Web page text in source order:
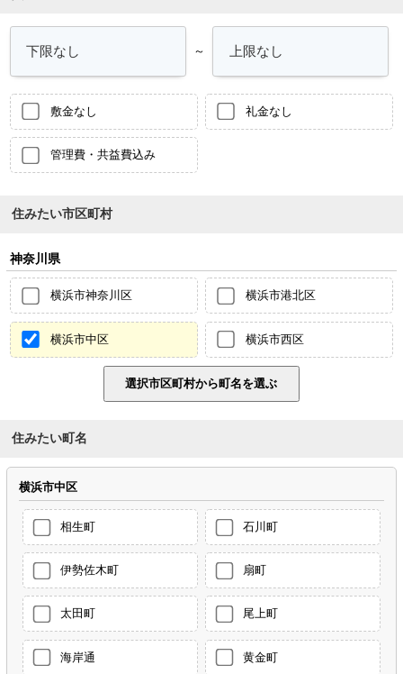
～
敷金なし 礼金なし
管理費・共益費込み
住みたい市区町村
神奈川県
横浜市神奈川区 横浜市港北区
横浜市中区 横浜市西区
住みたい町名
横浜市中区
相生町 石川町
伊勢佐木町 扇町
太田町 尾上町
海岸通 黄金町